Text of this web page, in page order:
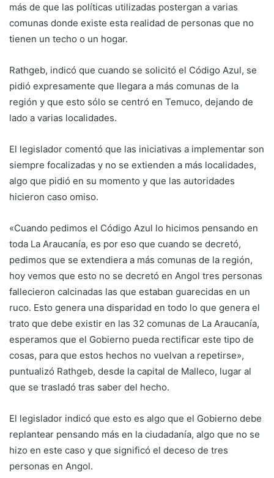
más de que las políticas utilizadas postergan a varias
comunas donde existe esta realidad de personas que no
tienen un techo o un hogar.
Rathgeb, indicó que cuando se solicitó el Código Azul, se
pidió expresamente que llegara a más comunas de la
región y que esto sólo se centró en Temuco, dejando de
lado a varias localidades.
El legislador comentó que las iniciativas a implementar son
siempre focalizadas y no se extienden a más localidades,
algo que pidió en su momento y que las autoridades
hicieron caso omiso.
«Cuando pedimos el Código Azul lo hicimos pensando en
toda La Araucanía, es por eso que cuando se decretó,
pedimos que se extendiera a más comunas de la región,
hoy vemos que esto no se decretó en Angol tres personas
fallecieron calcinadas las que estaban guarecidas en un
ruco. Esto genera una disparidad en todo lo que genera el
trato que debe existir en las 32 comunas de La Araucanía,
esperamos que el Gobierno pueda rectificar este tipo de
cosas, para que estos hechos no vuelvan a repetirse»,
puntualizó Rathgeb, desde la capital de Malleco, lugar al
que se trasladó tras saber del hecho.
El legislador indicó que esto es algo que el Gobierno debe
replantear pensando más en la ciudadanía, algo que no se
hizo en este caso y que significó el deceso de tres
personas en Angol.